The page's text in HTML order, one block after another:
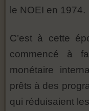
le NOEI en 1974.
C’est à cette
commencé à
monétaire
prêts à des
qui réduisaient